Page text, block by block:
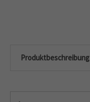
Produktbeschreibung